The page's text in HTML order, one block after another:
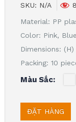
SKU: N/A
Material: PP
Color: Pink,
Dimensions:
Packing: 10
Màu Sắc
ĐẶT HÀNG